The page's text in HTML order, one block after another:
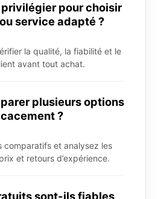
pour choisir
service adapté ?
la qualité, la fiabilité et le
avant tout achat.
plusieurs options
?
comparatifs et analysez les
et retours d’expérience.
sont-ils fiables